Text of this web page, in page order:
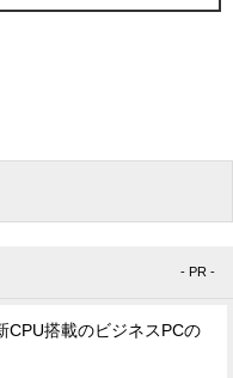
- PR -
CPU搭載のビジネスPCの